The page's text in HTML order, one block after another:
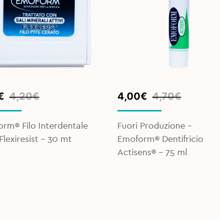
4,20€
Filo Interdentale
Flexiresist - 30 mt
4,70€
Original
price
was:
4,70€.
4,00€
Current
price
4,00€.
Fuori Produzione -
Emoform® Dentifricio
Actisens® - 75 ml